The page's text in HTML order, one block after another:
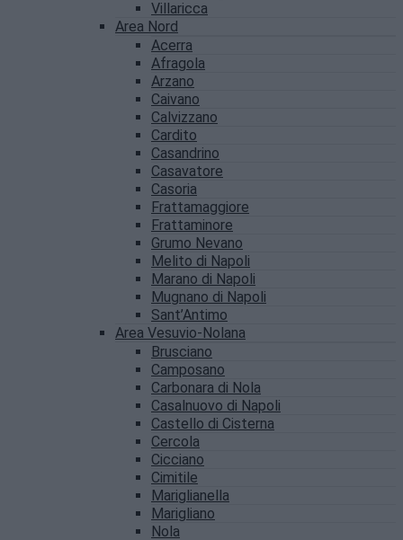
Villaricca
Area Nord
Acerra
Afragola
Arzano
Caivano
Calvizzano
Cardito
Casandrino
Casavatore
Casoria
Frattamaggiore
Frattaminore
Grumo Nevano
Melito di Napoli
Marano di Napoli
Mugnano di Napoli
Sant’Antimo
Area Vesuvio-Nolana
Brusciano
Camposano
Carbonara di Nola
Casalnuovo di Napoli
Castello di Cisterna
Cercola
Cicciano
Cimitile
Mariglianella
Marigliano
Nola